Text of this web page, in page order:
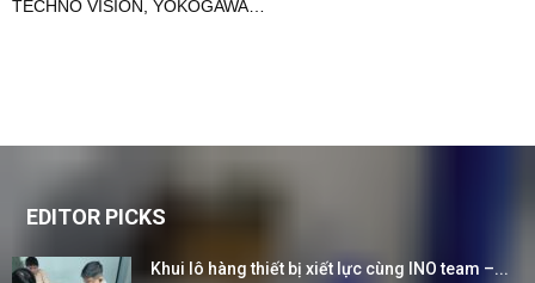
TECHNO VISION YOKOGAWA
EDITOR PICKS
Khui lô hàng thiết bị xiết lực cùng INO team –...